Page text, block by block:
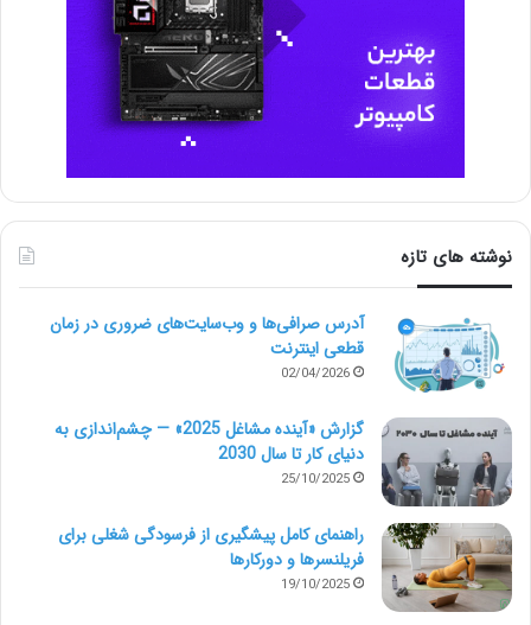
نوشته های تازه
آدرس صرافی‌ها و وب‌سایت‌های ضروری در زمان
قطعی اینترنت
02/04/2026
گزارش «آینده مشاغل 2025» — چشم‌اندازی به
دنیای کار تا سال 2030
25/10/2025
راهنمای کامل پیشگیری از فرسودگی شغلی برای
فریلنسرها و دورکارها
19/10/2025